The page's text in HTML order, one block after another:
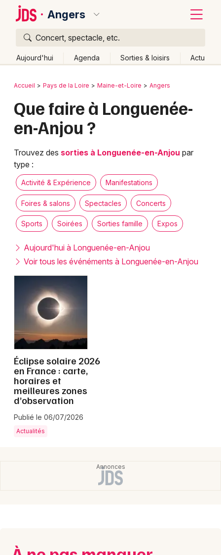
Angers
Concert, spectacle, etc.
Aujourd'hui Agenda Sorties & loisirs Actu
Publier un événement
Grands événements
Activité & Expérience
Manifestations
Foires & salons
Concerts
Sports
Soirées
Sorties famille
Expos
Sorties & loisirs
Pays de la Loire
Bordeaux
Colmar
Lyon
Marseille
Mulhouse
Montpellier
Nantes
Nice
Strasbourg
Toulouse
Toutes les villes
Retour
Accueil Pays de la Loire Maine-et-Loire Angers
Que faire à Longuenée-
en-Anjou ?
Trouvez des sorties à Longuenée-en-Anjou par
type :
Activité & Expérience Manifestations
Foires & salons Spectacles Concerts
Sports Soirées Sorties famille Expos
Aujourd'hui à Longuenée-en-Anjou
Voir tous les événéments à Longuenée-en-Anjou
Éclipse solaire 2026
en France : carte,
horaires et
meilleures zones
d’observation
Publié le 06/07/2026
Actualités
Quoi ?
Où ?
Pays de la Loire
Partout Près de moi Changer de lieu
Quand ?
Aujourd'hui
Demain Ce week-end Autre